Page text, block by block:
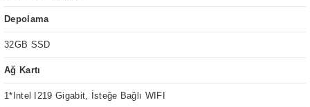
Depolama
32GB SSD
Ağ Kartı
1*Intel I219 Gigabit, İsteğe Bağlı WIFI